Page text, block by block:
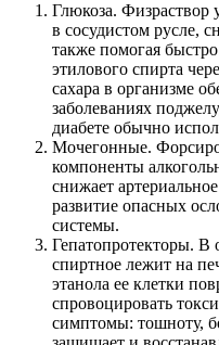
Глюкоза. Физраствор
в сосудистом русле,
также помогая
этилового спирта
сахара в организме
заболеваниях
диабете обычно
Мочегонные.
компоненты
снижает
развитие опасных
системы.
Гепатопротекторы. В
спиртное лежит на
этанола ее клетки
спровоцировать
симптомы: тошноту,